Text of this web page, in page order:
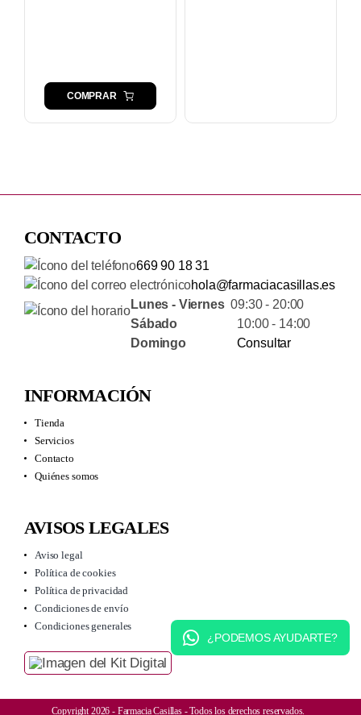
COMPRAR
CONTACTO
669 90 18 31
hola@farmaciacasillas.es
Lunes - Viernes09:30 - 20:00
Sábado 10:00 - 14:00
Domingo
Consultar
INFORMACIÓN
Tienda
Servicios
Contacto
Quiénes somos
AVISOS LEGALES
Aviso legal
Política de cookies
Política de privacidad
Condiciones de envío
Condiciones generales
Copyright 2026 - Farmacia Casillas - Todos los derechos reservados.
¿PODEMOS AYUDARTE?